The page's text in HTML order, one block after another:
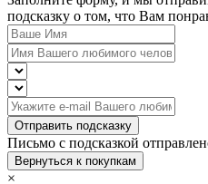
подсказку о том, что Вам
Отправить подсказку
Письмо с подсказкой
Вернуться к покупкам
×